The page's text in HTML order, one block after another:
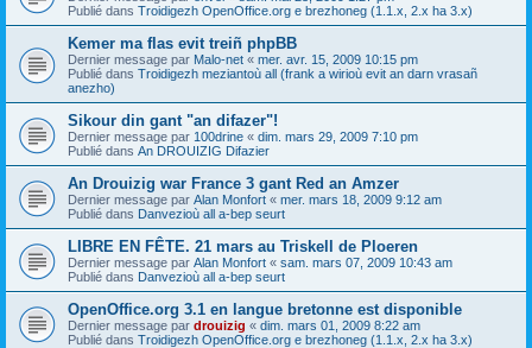
Publié dans Troidigezh OpenOffice.org e brezhoneg (1.1.x, 2.x ha 3.x)
Kemer ma flas evit treiñ phpBB
Dernier message par Malo-net « mer. avr. 15, 2009 10:15 pm
Publié dans Troidigezh meziantoù all (frank a wirioù evit an darn vrasañ
anezho)
Sikour din gant "an difazer"!
Dernier message par 100drine « dim. mars 29, 2009 7:10 pm
Publié dans An DROUIZIG Difazier
An Drouizig war France 3 gant Red an Amzer
Dernier message par Alan Monfort « mer. mars 18, 2009 9:12 am
Publié dans Danvezioù all a-bep seurt
LIBRE EN FÊTE. 21 mars au Triskell de Ploeren
Dernier message par Alan Monfort « sam. mars 07, 2009 10:43 am
Publié dans Danvezioù all a-bep seurt
OpenOffice.org 3.1 en langue bretonne est disponible
Dernier message par drouizig « dim. mars 01, 2009 8:22 am
Publié dans Troidigezh OpenOffice.org e brezhoneg (1.1.x, 2.x ha 3.x)